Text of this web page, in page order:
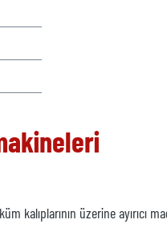
kalıplarının üzerine ayırıcı